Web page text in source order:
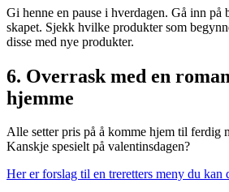
Gi henne en pause i hverdagen. Gå inn på
skapet. Sjekk hvilke produkter som
disse med nye produkter.
6. Overrask med en
hjemme
Alle setter pris på å komme hjem til ferdig
Kanskje spesielt på valentinsdagen?
Her er forslag til en treretters meny du kan